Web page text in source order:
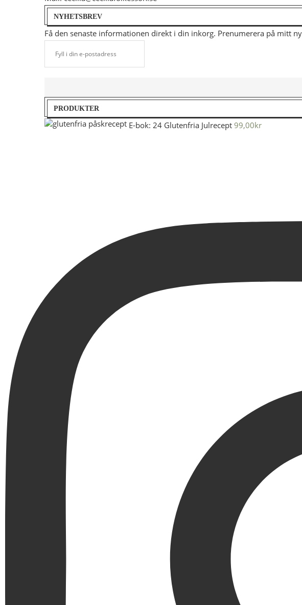
NYHETSBREV
Få den senaste informationen direkt i din inkorg. Prenumerera på mitt
PRODUKTER
E-bok: 24 Glutenfria Julrecept 99,00kr